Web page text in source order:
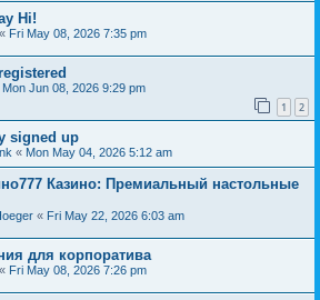
Hi!
« Fri May 08, 2026 7:35 pm
Mon Jun 08, 2026 9:29 pm
1 2
signed up
« Mon May 04, 2026 5:12 am
Казино: Премиальный настольные
« Fri May 22, 2026 6:03 am
для корпоратива
« Fri May 08, 2026 7:26 pm